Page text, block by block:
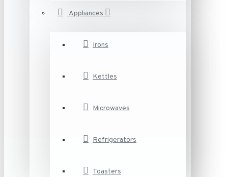
Appliances
Irons
Kettles
Microwaves
Refrigerators
Toasters